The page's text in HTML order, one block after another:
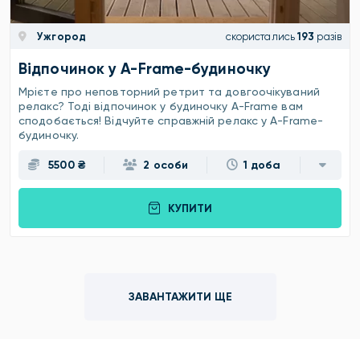
Ужгород скористались 193 разів
Відпочинок у A-Frame-будиночку
Мрієте про неповторний ретрит та довгоочікуваний
релакс? Тоді відпочинок у будиночку A-Frame вам
сподобається! Відчуйте справжній релакс у A-Frame-
будиночку.
5500 ₴ 2 особи 1 доба
КУПИТИ
ЗАВАНТАЖИТИ ЩЕ